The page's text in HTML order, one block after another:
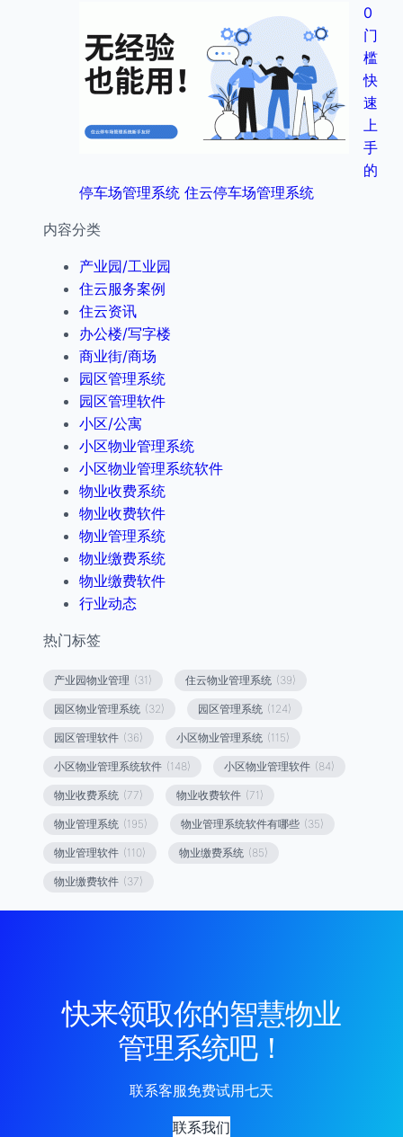
0
门
槛
快
速
上
手
的
停车场管理系统 住云停车场管理系统
内容分类
产业园/工业园
住云服务案例
住云资讯
办公楼/写字楼
商业街/商场
园区管理系统
园区管理软件
小区/公寓
小区物业管理系统
小区物业管理系统软件
物业收费系统
物业收费软件
物业管理系统
物业缴费系统
物业缴费软件
行业动态
热门标签
产业园物业管理 (31) 住云物业管理系统 (39)
园区物业管理系统 (32) 园区管理系统 (124)
园区管理软件 (36) 小区物业管理系统 (115)
小区物业管理系统软件 (148) 小区物业管理软件 (84)
物业收费系统 (77) 物业收费软件 (71)
物业管理系统 (195) 物业管理系统软件有哪些 (35)
物业管理软件 (110) 物业缴费系统 (85)
物业缴费软件 (37)
快来领取你的智慧物业
管理系统吧！
联系客服免费试用七天
联系我们